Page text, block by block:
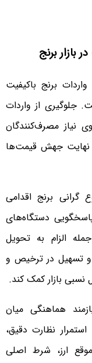
برنج
برنج باکیفیت
جلوگیری از واردات
نیاز مصرف‌کنندگان
جهش قیمت‌ها
برنج اقدامی
دستگاه‌های
الزام به تحویل
و تسهیل در ترخیص و
نسبی بازار کمک کند.
هماهنگی میان
نظارت دقیق،
ارز، شرط اصلی